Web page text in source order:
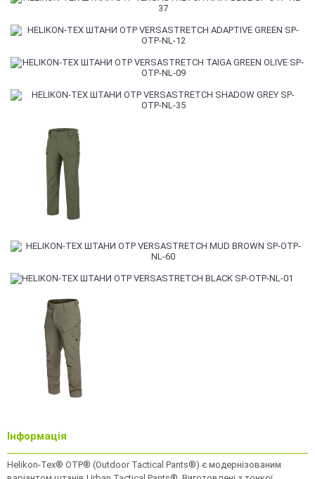
Інформація
Helikon-Tex® OTP® (Outdoor Tactical Pants®) є модернізованим